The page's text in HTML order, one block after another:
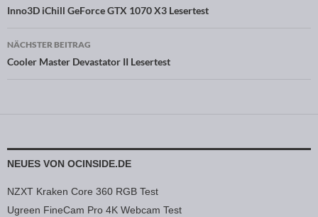
Beitragsnavigation
Inno3D iChill GeForce GTX 1070 X3 Lesertest
NÄCHSTER BEITRAG
Cooler Master Devastator II Lesertest
NEUES VON OCINSIDE.DE
NZXT Kraken Core 360 RGB Test
Ugreen FineCam Pro 4K Webcam Test